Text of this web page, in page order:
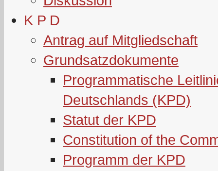
K P D
Antrag auf Mitgliedschaft
Grundsatzdokumente
Programmatische
Deutschlands (KPD)
Statut der KPD
Constitution of the
Programm der KPD